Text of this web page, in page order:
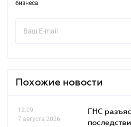
бизнеса
Похожие новости
12.09
7 августа 2026
ГНС